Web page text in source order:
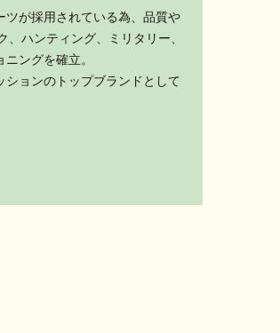
ツが採用されている為、品質や
ハンティング、ミリタリー、
ングを確立。
ションのトップブランドとして